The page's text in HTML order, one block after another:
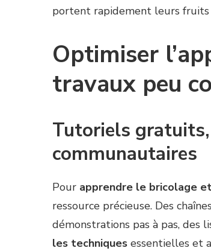
portent rapidement leurs fruits
Optimiser
travaux peu
Tutoriels
communautaires
Pour apprendre le bricolage
ressource précieuse. Des
démonstrations pas à pas, des
les techniques essentielles et